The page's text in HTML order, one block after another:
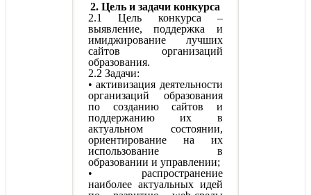
2. Цель и задачи конкурса
2.1 Цель конкурса –
выявление, поддержка и
имиджирование лучших
сайтов организаций
образования.
2.2 Задачи:
• активизация деятельности
организаций образования
по созданию сайтов и
поддержанию их в
актуальном состоянии,
ориентирование на их
использование в
образовании и управлении;
• распространение
наиболее актуальных идей